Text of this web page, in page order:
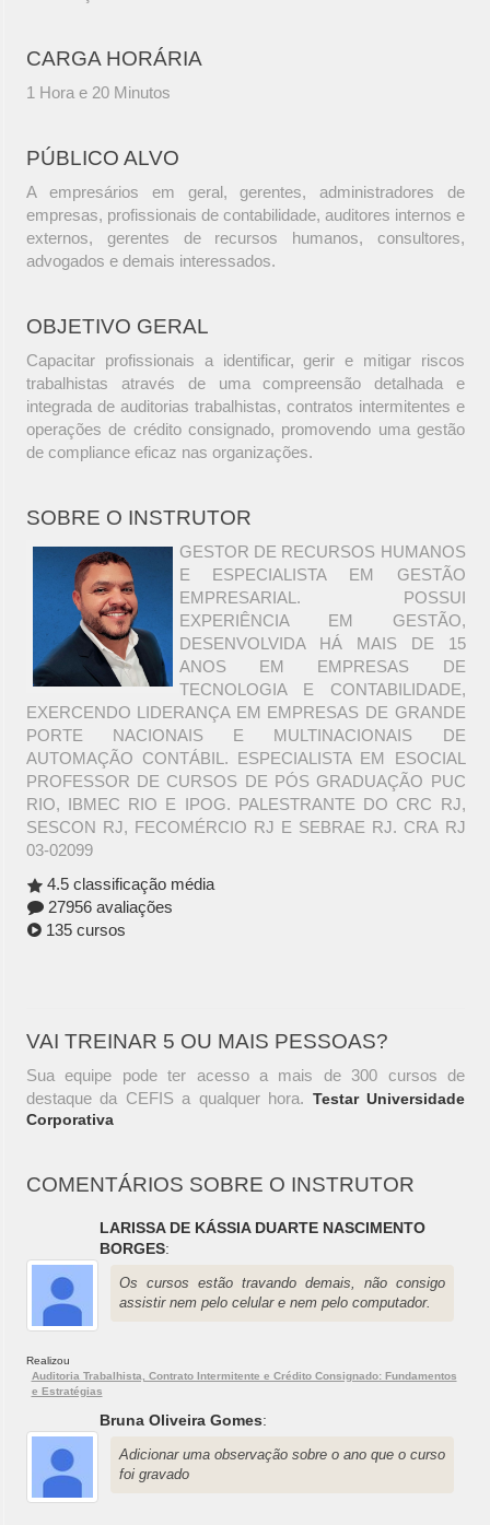
CARGA HORÁRIA
1 Hora e 20 Minutos
PÚBLICO ALVO
A empresários em geral, gerentes, administradores de
empresas, profissionais de contabilidade, auditores internos e
externos, gerentes de recursos humanos, consultores,
advogados e demais interessados.
OBJETIVO GERAL
Capacitar profissionais a identificar, gerir e mitigar riscos
trabalhistas através de uma compreensão detalhada e
integrada de auditorias trabalhistas, contratos intermitentes e
operações de crédito consignado, promovendo uma gestão
de compliance eficaz nas organizações.
SOBRE O INSTRUTOR
GESTOR DE RECURSOS HUMANOS
E ESPECIALISTA EM GESTÃO
EMPRESARIAL. POSSUI
EXPERIÊNCIA EM GESTÃO,
DESENVOLVIDA HÁ MAIS DE 15
ANOS EM EMPRESAS DE
TECNOLOGIA E CONTABILIDADE,
EXERCENDO LIDERANÇA EM EMPRESAS DE GRANDE
PORTE NACIONAIS E MULTINACIONAIS DE
AUTOMAÇÃO CONTÁBIL. ESPECIALISTA EM ESOCIAL
PROFESSOR DE CURSOS DE PÓS GRADUAÇÃO PUC
RIO, IBMEC RIO E IPOG. PALESTRANTE DO CRC RJ,
SESCON RJ, FECOMÉRCIO RJ E SEBRAE RJ. CRA RJ
03-02099
4.5 classificação média
27956 avaliações
135 cursos
VAI TREINAR 5 OU MAIS PESSOAS?
Sua equipe pode ter acesso a mais de 300 cursos de
destaque da CEFIS a qualquer hora. Testar Universidade
Corporativa
COMENTÁRIOS SOBRE O INSTRUTOR
LARISSA DE KÁSSIA DUARTE NASCIMENTO
BORGES:
Os cursos estão travando demais, não consigo
assistir nem pelo celular e nem pelo computador.
Realizou
Auditoria Trabalhista, Contrato Intermitente e Crédito Consignado: Fundamentos
e Estratégias
Bruna Oliveira Gomes:
Adicionar uma observação sobre o ano que o curso
foi gravado